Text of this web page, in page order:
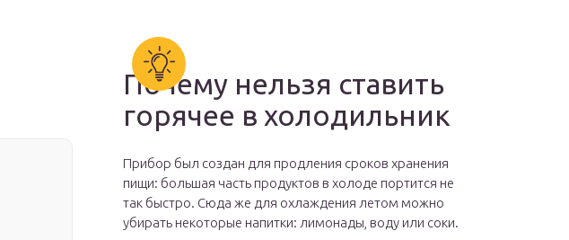
Почему нельзя ставить
горячее в холодильник
Прибор был создан для продления сроков хранения
пищи: большая часть продуктов в холоде портится не
так быстро. Сюда же для охлаждения летом можно
убирать некоторые напитки: лимонады, воду или соки.